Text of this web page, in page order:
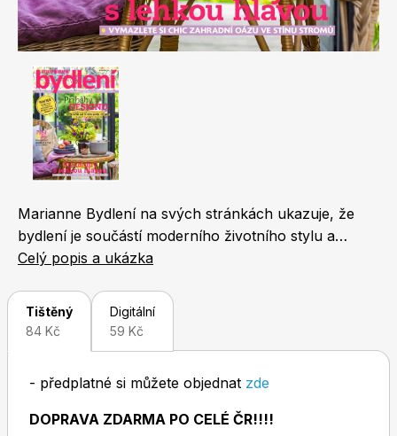
Svět ženy Marianne Venkov & styl
Naše krásná zahrada
Chip
Marianne Bydlení na svých stránkách ukazuje, že
bydlení je součástí moderního životního stylu a
každodenních radostí. Časopis je pro své čtenáře
respektovat přitom individuální potřeby a zvyky.
Obsahuje praktické informace, návody a konkrétní
tipy z tuzemských obchodů. V rámci projektu
zabývá skutečnými realizacemi interiérů svých
čtenářů.
Celý popis a ukázka
Tištěný
84 Kč
Digitální
59 Kč
- předplatné si můžete objednat zde
DOPRAVA ZDARMA PO CELÉ ČR!!!!